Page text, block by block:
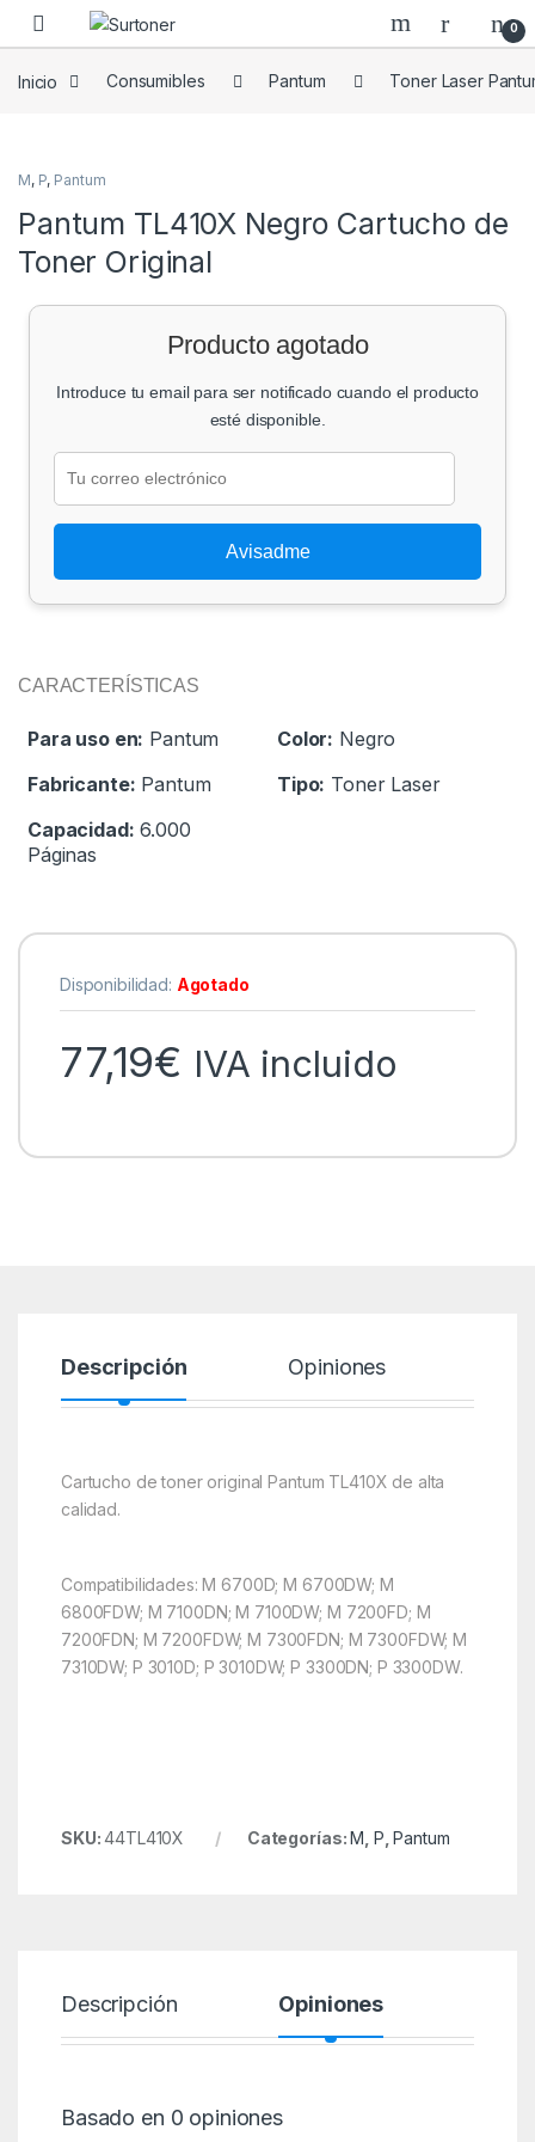
Skip to navigation
Skip to content
0
Inicio Consumibles Pantum Toner Laser
M, P, Pantum
Pantum TL410X Negro Cartucho de
Toner Original
Producto agotado
Introduce tu email para ser notificado cuando el producto
esté disponible.
Avisadme
CARACTERÍSTICAS
Para uso en: Pantum Color: Negro
Fabricante: Pantum Tipo: Toner Laser
Capacidad: 6.000
Páginas
Disponibilidad: Agotado
77,19€ IVA incluido
Descripción Opiniones
Cartucho de toner original Pantum TL410X de alta
calidad.
Compatibilidades: M 6700D; M 6700DW; M
6800FDW; M 7100DN; M 7100DW; M 7200FD; M
7200FDN; M 7200FDW; M 7300FDN; M 7300FDW; M
7310DW; P 3010D; P 3010DW; P 3300DN; P 3300DW.
SKU:44TL410X Categorías:M P ,Pantum
Descripción Opiniones
Basado en 0 opiniones